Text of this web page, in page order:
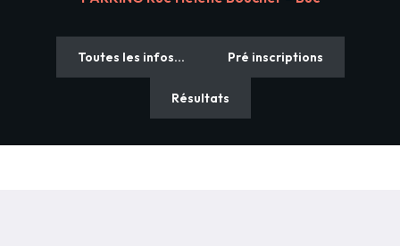
Toutes les infos… Pré inscriptions
Résultats